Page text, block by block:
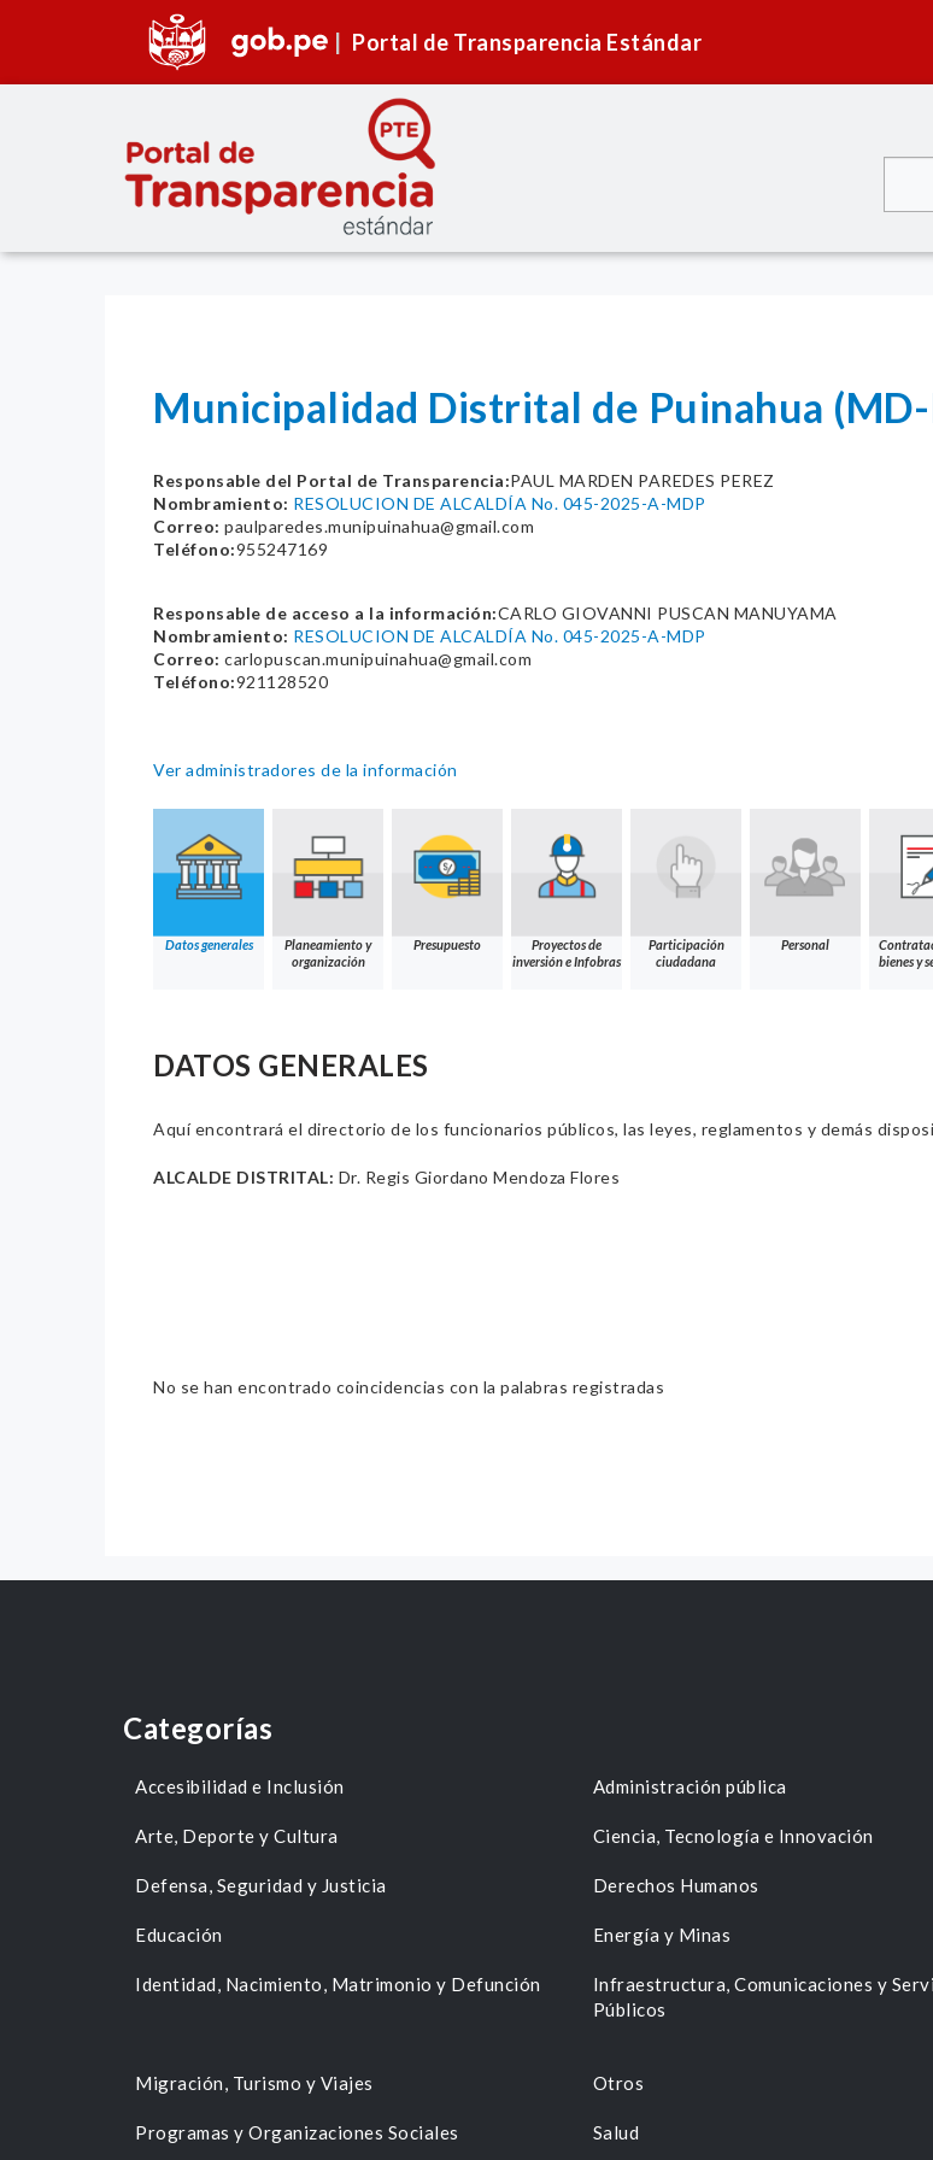
Portal de Transparencia Estándar
Municipalidad Distrital de Puinahua
Responsable del Portal de Transparencia:PAUL MARDEN PAREDES PEREZ
Nombramiento: RESOLUCION DE ALCALDÍA No. 045-2025-A-MDP
Correo: paulparedes.munipuinahua@gmail.com
Teléfono:955247169
Responsable de acceso a la información:CARLO GIOVANNI PUSCAN MANUYAMA
Nombramiento: RESOLUCION DE ALCALDÍA No. 045-2025-A-MDP
Correo: carlopuscan.munipuinahua@gmail.com
Teléfono:921128520
Ver administradores de la información
Datos generales
Planeamiento y
organización
Presupuesto
Proyectos de
inversión e Infobras
Participación
ciudadana
Personal
bienes y
DATOS GENERALES
Aquí encontrará el directorio de los funcionarios públicos, las leyes, reglamentos y demás
ALCALDE DISTRITAL: Dr. Regis Giordano Mendoza Flores
No se han encontrado coincidencias con la palabras registradas
Categorías
Accesibilidad e Inclusión Administración pública
Arte, Deporte y Cultura Ciencia, Tecnología e Innovación
Defensa, Seguridad y Justicia Derechos Humanos
Educación Energía y Minas
Identidad, Nacimiento, Matrimonio y Defunción
Infraestructura, Comunicaciones y
Públicos
Migración, Turismo y Viajes Otros
Programas y Organizaciones Sociales Salud